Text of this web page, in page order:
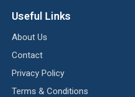
Useful Links
About Us
Contact
Privacy Policy
Terms & Conditions